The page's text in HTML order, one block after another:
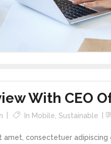
With CEO
In Mobile Sustainable
amet, consectetuer